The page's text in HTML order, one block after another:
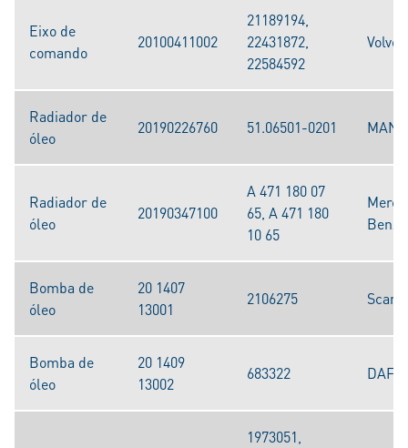
Eixo de
comando
20100411002
21189194,
22431872,
22584592
Volvo
Radiador de
óleo
20190226760 51.06501-0201 MAN
Radiador de
óleo
20190347100
A 471 180 07
65, A 471 180
10 65
Benz
Bomba de
óleo
20 1407
13001
2106275 Scania
Bomba de
óleo
20 1409
13002
683322 DAF
1973051,